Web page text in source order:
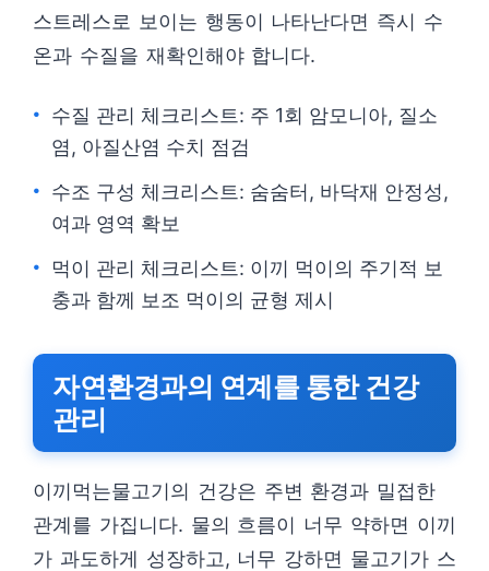
스트레스로 보이는 행동이 나타난다면 즉시 수
온과 수질을 재확인해야 합니다.
수질 관리 체크리스트: 주 1회 암모니아, 질소
염, 아질산염 수치 점검
수조 구성 체크리스트: 숨숨터, 바닥재 안정성,
여과 영역 확보
먹이 관리 체크리스트: 이끼 먹이의 주기적 보
충과 함께 보조 먹이의 균형 제시
자연환경과의 연계를 통한 건강
관리
이끼먹는물고기의 건강은 주변 환경과 밀접한
관계를 가집니다. 물의 흐름이 너무 약하면 이끼
가 과도하게 성장하고, 너무 강하면 물고기가 스